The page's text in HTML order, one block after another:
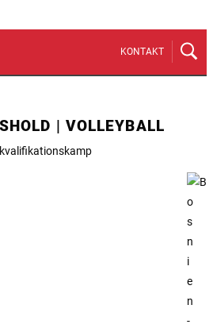
KONTAKT
| VOLLEYBALL